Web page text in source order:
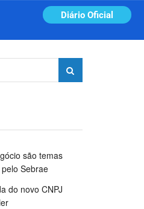
Diário Oficial
são temas
Sebrae
do novo CNPJ